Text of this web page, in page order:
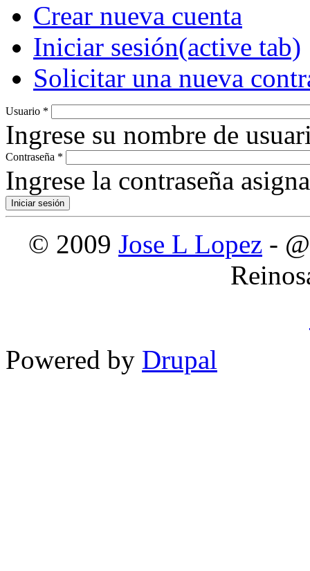
Crear nueva cuenta
Iniciar sesión(active tab)
Solicitar una nueva
Usuario *
Ingrese su nombre de
Contraseña *
Ingrese la contraseña
© 2009 Jose L Lopez -
Powered by Drupal